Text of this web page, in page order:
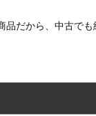
だから、中古で